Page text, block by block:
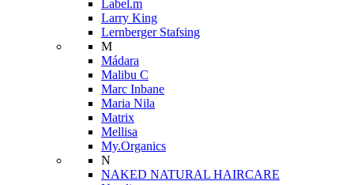
Label.m
Larry King
Lernberger Stafsing
M
Mádara
Malibu C
Marc Inbane
Maria Nila
Matrix
Mellisa
My.Organics
N
NAKED NATURAL HAIRCARE